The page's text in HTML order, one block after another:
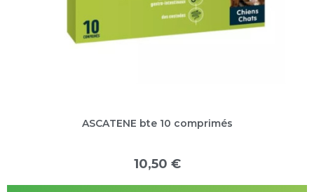
ASCATENE bte 10 comprimés
10,50 €